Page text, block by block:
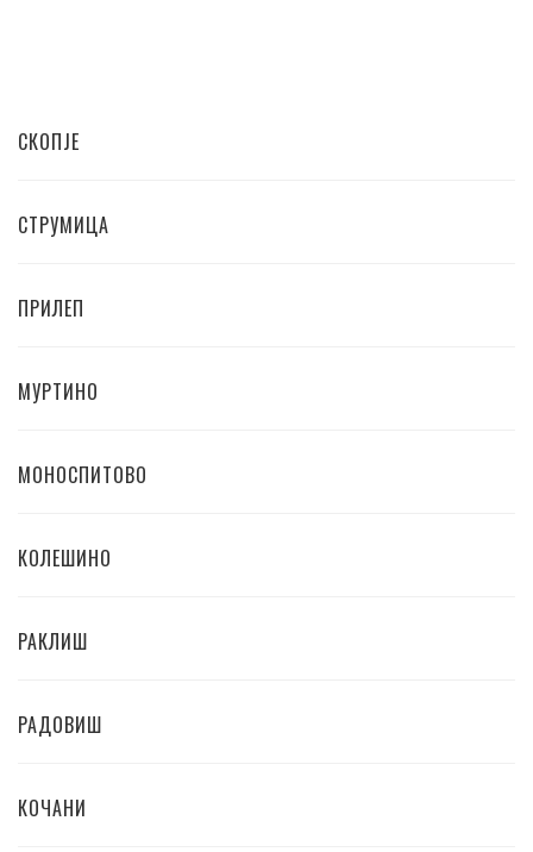
СКОПЈЕ
СТРУМИЦА
ПРИЛЕП
МУРТИНО
МОНОСПИТОВО
КОЛЕШИНО
РАКЛИШ
РАДОВИШ
КОЧАНИ